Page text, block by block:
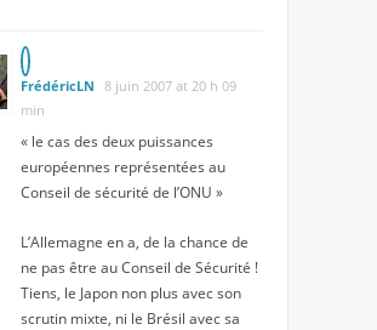
FrédéricLN 8 juin 2007 at 20 h 09
min
« le cas des deux puissances
européennes représentées au
Conseil de sécurité de l’ONU »
L’Allemagne en a, de la chance de
ne pas être au Conseil de Sécurité !
Tiens, le Japon non plus avec son
scrutin mixte, ni le Brésil avec sa